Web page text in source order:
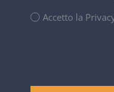
Accetto la